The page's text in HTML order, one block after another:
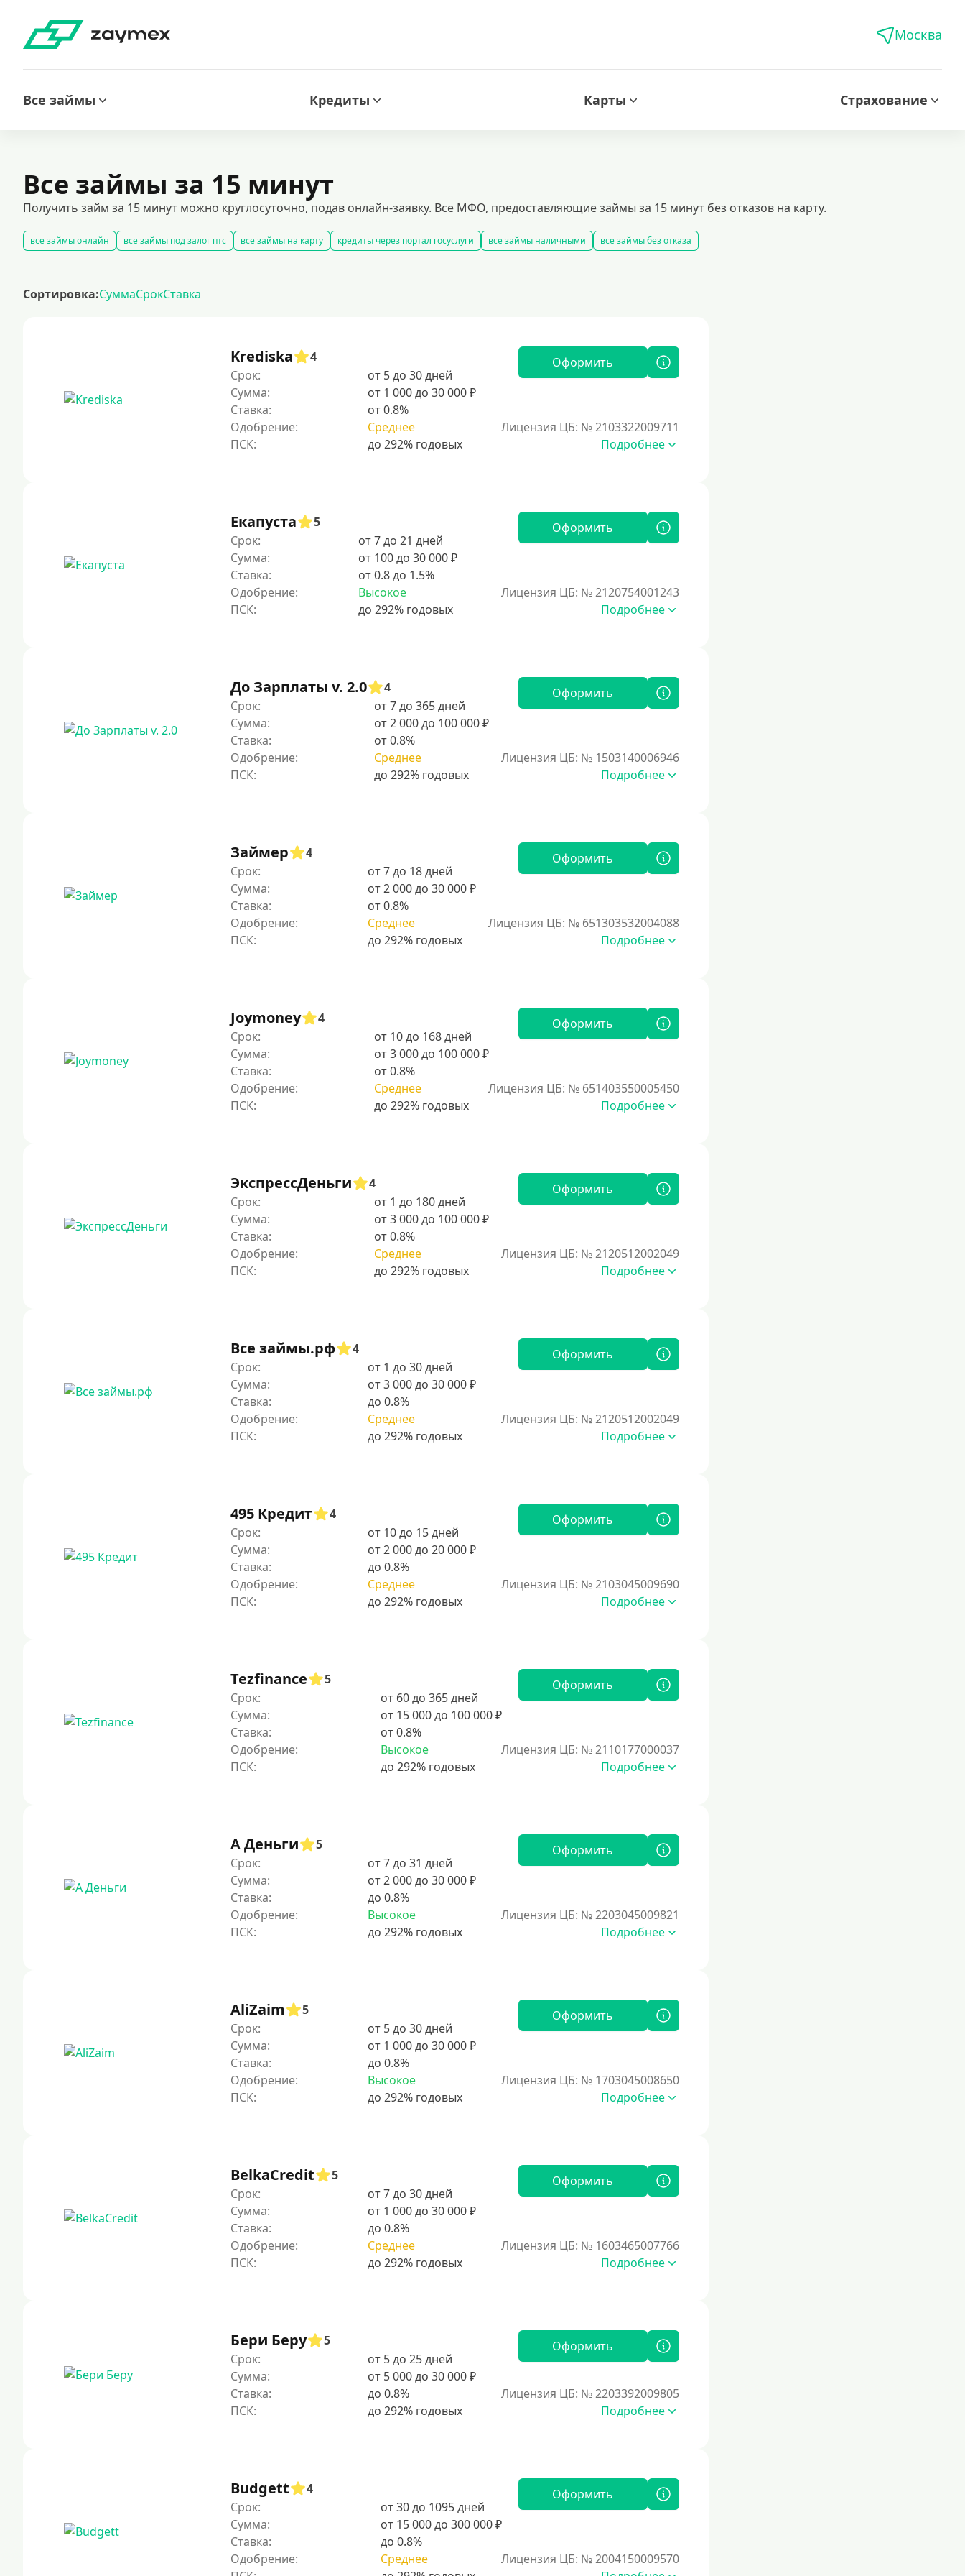
Москва
Все займы Кредиты Карты Страхование
Все займы за 15 минут
Получить займ за 15 минут можно круглосуточно, подав онлайн-заявку. Все МФО, предоставляющие займы за 15 минут без отказов на карту.
все займы онлайн все займы под залог птс все займы на карту кредиты через портал госуслуги все займы наличными
все займы без отказа
рефинансирование займов
калькулятор займов
Сортировка:СуммаСрокСтавка
Krediska
4
Срок:
от 5 до 30 дней
Сумма:
от 1 000 до 30 000 ₽
Ставка:
от 0.8%
Одобрение:
Среднее
Оформить
Лицензия ЦБ: № 2103322009711
Подробнее
Екапуста
5
Срок:
от 7 до 21 дней
Сумма:
от 100 до 30 000 ₽
Ставка:
от 0.8 до 1.5%
Одобрение:
Высокое
Оформить
Лицензия ЦБ: № 2120754001243
Подробнее
До Зарплаты v. 2.0
4
Срок:
от 7 до 365 дней
Сумма:
от 2 000 до 100 000 ₽
Ставка:
от 0.8%
Одобрение:
Среднее
Оформить
Лицензия ЦБ: № 1503140006946
Подробнее
Займер
4
Срок:
от 7 до 18 дней
Сумма:
от 2 000 до 30 000 ₽
Ставка:
от 0.8%
Одобрение:
Среднее
Оформить
Лицензия ЦБ: № 651303532004088
Подробнее
Joymoney
4
Срок:
от 10 до 168 дней
Сумма:
от 3 000 до 100 000 ₽
Ставка:
от 0.8%
Одобрение:
Среднее
Оформить
Лицензия ЦБ: № 651403550005450
Подробнее
ЭкспрессДеньги
4
Срок:
от 1 до 180 дней
Сумма:
от 3 000 до 100 000 ₽
Ставка:
от 0.8%
Одобрение:
Среднее
Оформить
Лицензия ЦБ: № 2120512002049
Подробнее
Все займы.рф
4
Срок:
от 1 до 30 дней
Сумма:
от 3 000 до 30 000 ₽
Ставка:
до 0.8%
Одобрение:
Среднее
Оформить
Лицензия ЦБ: № 2120512002049
Подробнее
495 Кредит
4
Срок:
от 10 до 15 дней
Сумма:
от 2 000 до 20 000 ₽
Ставка:
до 0.8%
Одобрение:
Среднее
Оформить
Лицензия ЦБ: № 2103045009690
Подробнее
Tezfinance
5
Срок:
от 60 до 365 дней
Сумма:
от 15 000 до 100 000 ₽
Ставка:
от 0.8%
Одобрение:
Высокое
Оформить
Лицензия ЦБ: № 2110177000037
Подробнее
А Деньги
5
Срок:
от 7 до 31 дней
Сумма:
от 2 000 до 30 000 ₽
Ставка:
до 0.8%
Одобрение:
Высокое
Оформить
Лицензия ЦБ: № 2203045009821
Подробнее
AliZaim
5
Срок:
от 5 до 30 дней
Сумма:
от 1 000 до 30 000 ₽
Ставка:
до 0.8%
Одобрение:
Высокое
Оформить
Лицензия ЦБ: № 1703045008650
Подробнее
BelkaCredit
5
Срок:
от 7 до 30 дней
Сумма:
от 1 000 до 30 000 ₽
Ставка:
до 0.8%
Одобрение:
Среднее
Оформить
Лицензия ЦБ: № 1603465007766
Подробнее
Бери Беру
5
Срок:
от 5 до 25 дней
Сумма:
от 5 000 до 30 000 ₽
Ставка:
до 0.8%
Оформить
Лицензия ЦБ: № 2203392009805
Подробнее
Budgett
4
Срок:
от 30 до 1095 дней
Сумма:
от 15 000 до 300 000 ₽
Ставка:
до 0.8%
Одобрение:
Среднее
Оформить
Лицензия ЦБ: № 2004150009570